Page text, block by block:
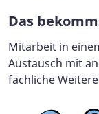
Das
Mitarbeit in
Austausch mit
fachliche